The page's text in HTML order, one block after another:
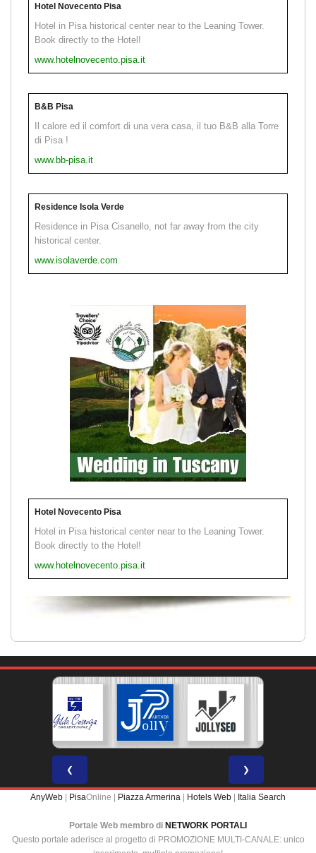
Hotel Novecento Pisa
Hotel in Pisa historical center near to the Leaning Tower.
Book directly to the Hotel!
www.hotelnovecento.pisa.it
B&B Pisa
Il calore ed il comfort di una vera casa, il tuo B&B alla Torre
di Pisa !
www.bb-pisa.it
Residence Isola Verde
Residence in Pisa Cisanello, not far away from the city
historical center.
www.isolaverde.com
Hotel Novecento Pisa
Hotel in Pisa historical center near to the Leaning Tower.
Book directly to the Hotel!
www.hotelnovecento.pisa.it
❮ ❯
AnyWeb PisaOnline | Piazza Armerina Hotels Web Italia Search
Portale Web membro di NETWORK PORTALI
Questo portale aderisce al progetto di PROMOZIONE MULTI-CANALE: unico